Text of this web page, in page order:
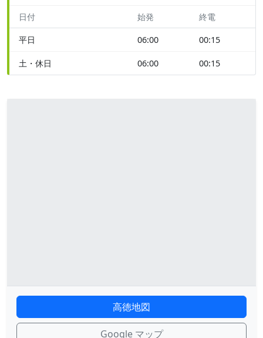
日付 始発 終電
平日 06:00 00:15
土・休日 06:00 00:15
高徳地図
Google マップ